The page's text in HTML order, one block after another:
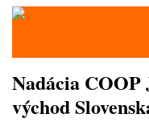
Nadácia
východ